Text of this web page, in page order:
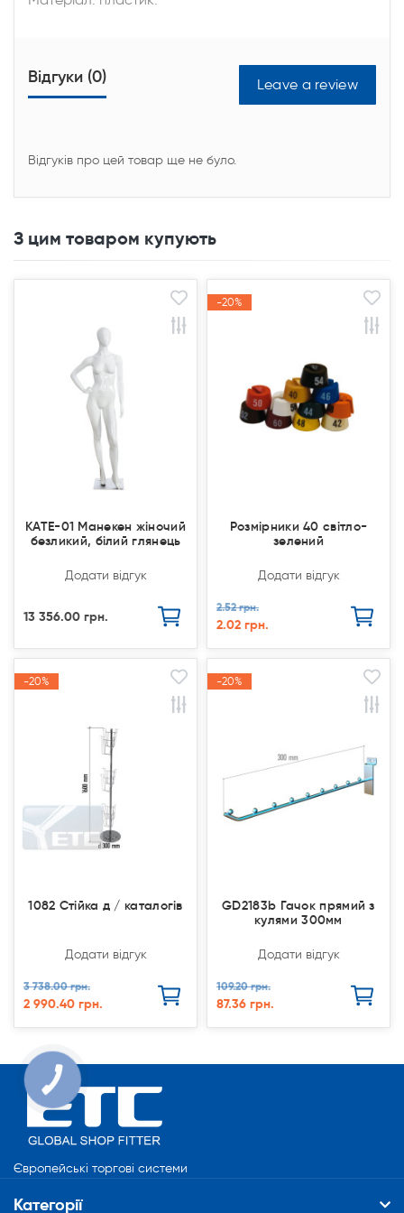
Відгуки (0) Leave a review
Відгуків про цей товар ще не було.
З цим товаром купують
KATE-01 Манекен жіночий
безликий, білий глянець
Додати відгук
13 356.00 грн.
-20%
-20%
Розмірники 40 світло-
зелений
Додати відгук
2.52 грн.
2.02 грн.
-20%
-20%
1082 Стійка д / каталогів
Додати відгук
3 738.00 грн.
2 990.40 грн.
-20%
-20%
GD2183b Гачок прямий з
кулями 300мм
Додати відгук
109.20 грн.
87.36 грн.
Європейські торгові системи
Категорії
КНОПКА
СВЯЗИ